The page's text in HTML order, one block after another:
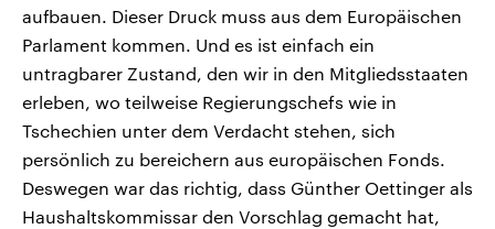
aufbauen. Dieser Druck muss aus dem Europäischen
Parlament kommen. Und es ist einfach ein
untragbarer Zustand, den wir in den Mitgliedsstaaten
erleben, wo teilweise Regierungschefs wie in
Tschechien unter dem Verdacht stehen, sich
persönlich zu bereichern aus europäischen Fonds.
Deswegen war das richtig, dass Günther Oettinger als
Haushaltskommissar den Vorschlag gemacht hat,